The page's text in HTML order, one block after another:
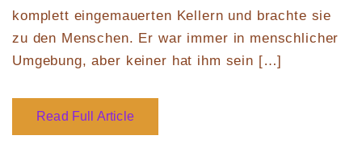
komplett eingemauerten Kellern und brachte sie
zu den Menschen. Er war immer in menschlicher
Umgebung, aber keiner hat ihm sein […]
Read Full Article